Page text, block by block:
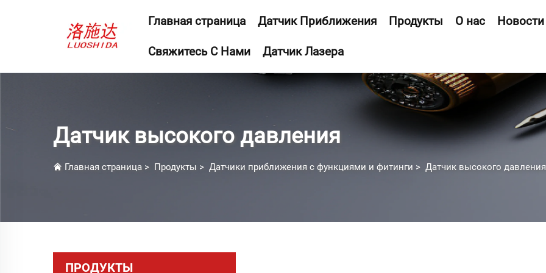
Главная страница Датчик Приближения Продукты О нас Новости
Свяжитесь С Нами Датчик Лазера
Датчик высокого давления
Главная страница > Продукты > Датчики приближения с функциями и фитинги > Датчик высокого давления
ПРОДУКТЫ